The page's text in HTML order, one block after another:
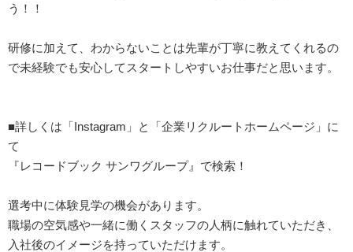
う！！
研修に加えて、わからないことは先輩が丁寧に教えてくれるの
で未経験でも安心してスタートしやすいお仕事だと思います。
■詳しくは「Instagram」と「企業リクルートホームページ」に
て
『レコードブック サンワグループ』で検索！
選考中に体験見学の機会があります。
職場の空気感や一緒に働くスタッフの人柄に触れていただき、
入社後のイメージを持っていただけます。